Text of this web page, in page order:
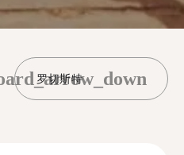
罗切斯特